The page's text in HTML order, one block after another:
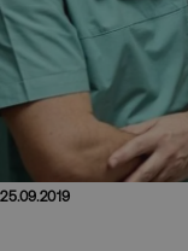
25.09.2019